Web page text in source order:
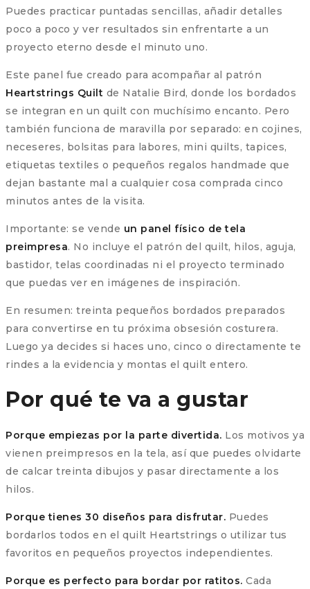
Puedes practicar puntadas sencillas, añadir detalles
poco a poco y ver resultados sin enfrentarte a un
proyecto eterno desde el minuto uno.
Este panel fue creado para acompañar al patrón
Heartstrings Quilt de Natalie Bird, donde los bordados
se integran en un quilt con muchísimo encanto. Pero
también funciona de maravilla por separado: en cojines,
neceseres, bolsitas para labores, mini quilts, tapices,
etiquetas textiles o pequeños regalos handmade que
dejan bastante mal a cualquier cosa comprada cinco
minutos antes de la visita.
Importante: se vende un panel físico de tela
preimpresa. No incluye el patrón del quilt, hilos, aguja,
bastidor, telas coordinadas ni el proyecto terminado
que puedas ver en imágenes de inspiración.
En resumen: treinta pequeños bordados preparados
para convertirse en tu próxima obsesión costurera.
Luego ya decides si haces uno, cinco o directamente te
rindes a la evidencia y montas el quilt entero.
Por qué te va a gustar
Porque empiezas por la parte divertida. Los motivos ya
vienen preimpresos en la tela, así que puedes olvidarte
de calcar treinta dibujos y pasar directamente a los
hilos.
Porque tienes 30 diseños para disfrutar. Puedes
bordarlos todos en el quilt Heartstrings o utilizar tus
favoritos en pequeños proyectos independientes.
Porque es perfecto para bordar por ratitos. Cada